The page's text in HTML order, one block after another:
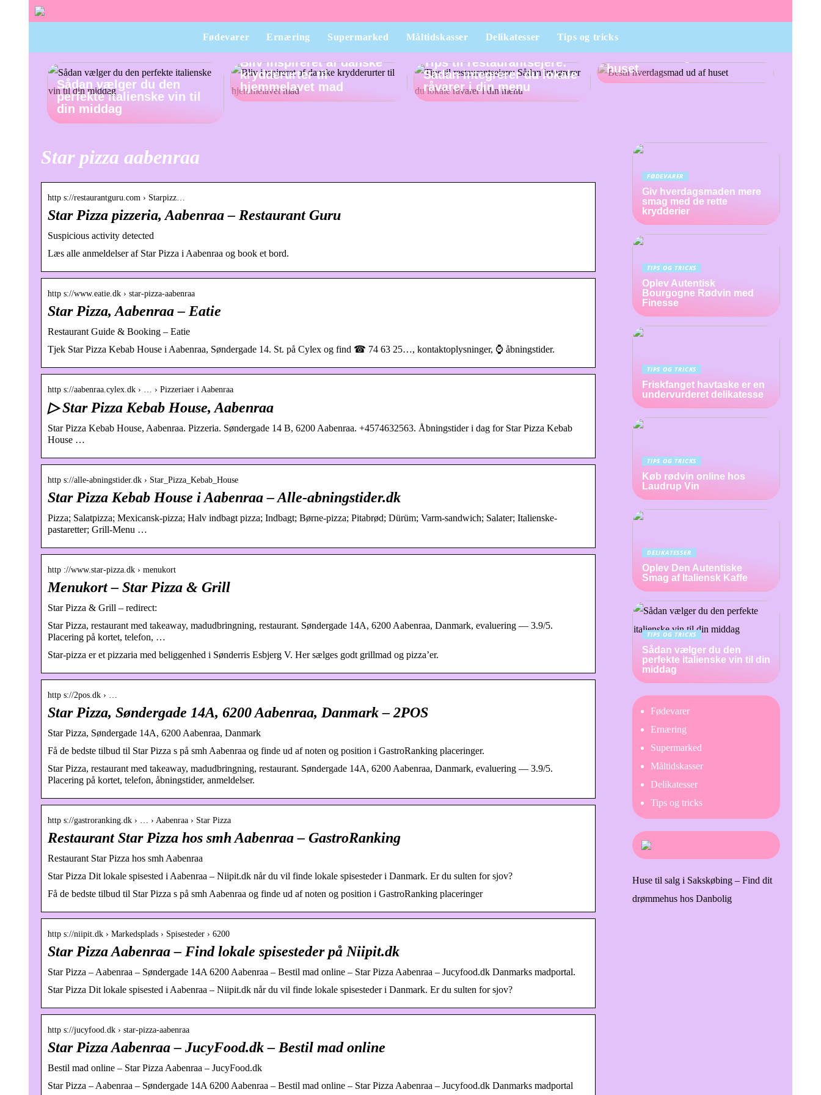
Fødevarer Ernæring Supermarked Måltidskasser Delikatesser Tips og tricks
Sådan vælger du den
perfekte italienske vin til
din middag
Bliv inspireret af danske
krydderurter til
hjemmelavet mad
Tips til restaurantsejere:
Sådan integrerer du lokale
råvarer i din menu
Bestil hverdagsmad ud af
huset
Star pizza aabenraa
http s://restaurantguru.com › Starpizz…
Star Pizza pizzeria, Aabenraa – Restaurant Guru
Suspicious activity detected
Læs alle anmeldelser af Star Pizza i Aabenraa og book et bord.
http s://www.eatie.dk › star-pizza-aabenraa
Star Pizza, Aabenraa – Eatie
Restaurant Guide & Booking – Eatie
Tjek Star Pizza Kebab House i Aabenraa, Søndergade 14. St. på Cylex og find ☎ 74 63 25…, kontaktoplysninger, ⌚ åbningstider.
http s://aabenraa.cylex.dk › … › Pizzeriaer i Aabenraa
▷ Star Pizza Kebab House, Aabenraa
Star Pizza Kebab House, Aabenraa. Pizzeria. Søndergade 14 B, 6200 Aabenraa. +4574632563. Åbningstider i dag for Star Pizza Kebab
House …
http s://alle-abningstider.dk › Star_Pizza_Kebab_House
Star Pizza Kebab House i Aabenraa – Alle-abningstider.dk
Pizza; Salatpizza; Mexicansk-pizza; Halv indbagt pizza; Indbagt; Børne-pizza; Pitabrød; Dürüm; Varm-sandwich; Salater; Italienske-
pastaretter; Grill-Menu …
http ://www.star-pizza.dk › menukort
Menukort – Star Pizza & Grill
Star Pizza & Grill – redirect:
Star Pizza, restaurant med takeaway, madudbringning, restaurant. Søndergade 14A, 6200 Aabenraa, Danmark, evaluering — 3.9/5.
Placering på kortet, telefon, …
Star-pizza er et pizzaria med beliggenhed i Sønderris Esbjerg V. Her sælges godt grillmad og pizza’er.
http s://2pos.dk › …
Star Pizza, Søndergade 14A, 6200 Aabenraa, Danmark – 2POS
Star Pizza, Søndergade 14A, 6200 Aabenraa, Danmark
Få de bedste tilbud til Star Pizza s på smh Aabenraa og finde ud af noten og position i GastroRanking placeringer.
Star Pizza, restaurant med takeaway, madudbringning, restaurant. Søndergade 14A, 6200 Aabenraa, Danmark, evaluering — 3.9/5.
Placering på kortet, telefon, åbningstider, anmeldelser.
http s://gastroranking.dk › … › Aabenraa › Star Pizza
Restaurant Star Pizza hos smh Aabenraa – GastroRanking
Restaurant Star Pizza hos smh Aabenraa
Star Pizza Dit lokale spisested i Aabenraa – Niipit.dk når du vil finde lokale spisesteder i Danmark. Er du sulten for sjov?
Få de bedste tilbud til Star Pizza s på smh Aabenraa og finde ud af noten og position i GastroRanking placeringer
http s://niipit.dk › Markedsplads › Spisesteder › 6200
Star Pizza Aabenraa – Find lokale spisesteder på Niipit.dk
Star Pizza – Aabenraa – Søndergade 14A 6200 Aabenraa – Bestil mad online – Star Pizza Aabenraa – Jucyfood.dk Danmarks madportal.
Star Pizza Dit lokale spisested i Aabenraa – Niipit.dk når du vil finde lokale spisesteder i Danmark. Er du sulten for sjov?
http s://jucyfood.dk › star-pizza-aabenraa
Star Pizza Aabenraa – JucyFood.dk – Bestil mad online
Bestil mad online – Star Pizza Aabenraa – JucyFood.dk
Star Pizza – Aabenraa – Søndergade 14A 6200 Aabenraa – Bestil mad online – Star Pizza Aabenraa – Jucyfood.dk Danmarks madportal
FØDEVARER
Giv hverdagsmaden mere
smag med de rette
krydderier
TIPS OG TRICKS
Oplev Autentisk
Bourgogne Rødvin med
Finesse
TIPS OG TRICKS
Friskfanget havtaske er en
undervurderet delikatesse
TIPS OG TRICKS
Køb rødvin online hos
Laudrup Vin
DELIKATESSER
Oplev Den Autentiske
Smag af Italiensk Kaffe
TIPS OG TRICKS
Sådan vælger du den
perfekte italienske vin til din
middag
Fødevarer
Ernæring
Supermarked
Måltidskasser
Delikatesser
Tips og tricks
Huse til salg i Sakskøbing – Find dit
drømmehus hos Danbolig